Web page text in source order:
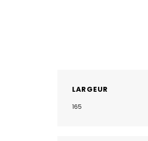
LARGEUR
165